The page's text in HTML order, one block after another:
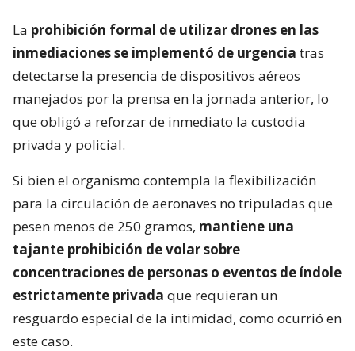
La prohibición formal de utilizar drones en las
inmediaciones se implementó de urgencia tras
detectarse la presencia de dispositivos aéreos
manejados por la prensa en la jornada anterior, lo
que obligó a reforzar de inmediato la custodia
privada y policial.
Si bien el organismo contempla la flexibilización
para la circulación de aeronaves no tripuladas que
pesen menos de 250 gramos, mantiene una
tajante prohibición de volar sobre
concentraciones de personas o eventos de índole
estrictamente privada que requieran un
resguardo especial de la intimidad, como ocurrió en
este caso.